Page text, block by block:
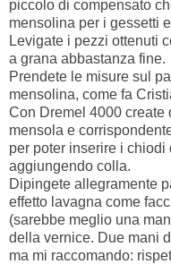
piccolo di compensato
mensolina per i gessetti
Levigate i pezzi ottenuti
a grana abbastanza fine.
Prendete le misure sul
mensolina, come fa
Con Dremel 4000
mensola e
per poter inserire i
aggiungendo colla.
Dipingete allegramente
effetto lavagna come
(sarebbe meglio una
della vernice. Due mani
ma mi raccomando: